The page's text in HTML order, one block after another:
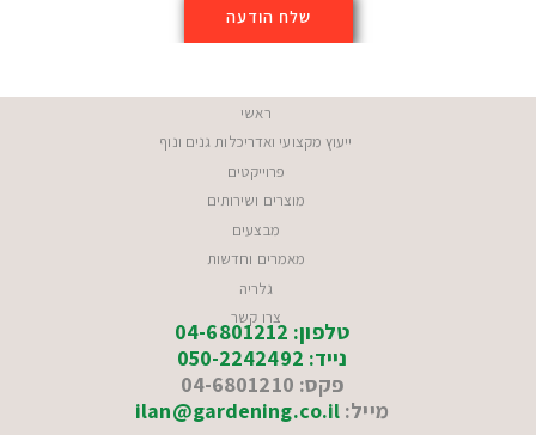
ראשי
ייעוץ מקצועי ואדריכלות גנים ונוף
פרוייקטים
מוצרים ושירותים
מבצעים
מאמרים וחדשות
גלריה
צרו קשר
טלפון: 04-6801212
נייד: 050-2242492
פקס: 04-6801210
מייל: ilan@gardening.co.il